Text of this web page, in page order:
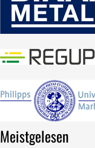
Meistgelesen